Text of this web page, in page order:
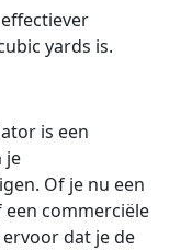
yards is.
is een
je
Of je nu een
commerciële
dat je de